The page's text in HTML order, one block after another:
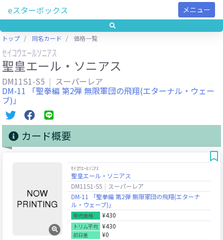
eスターボックス メニュー
トップ 同名カード 価格一覧
ｾｲｺｳｴｰﾙｿﾆｱｽ
聖皇エール・ソニアス
DM11S1-S5 スーパーレア
DM-11 「聖拳編 第2弾 無限軍団の飛翔(エターナル・ウェー
ブ)」
カード概要
ｾｲｺｳｴｰﾙｿﾆｱｽ
聖皇エール・ソニアス
DM11S1-S5
スーパーレア
DM-11 「聖拳編 第2弾 無限軍団の飛翔(エターナ
ル・ウェーブ)」
販売価格 ¥430
トリム平均 ¥430
前日差 ¥0